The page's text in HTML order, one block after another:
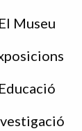
El Museu
Educació